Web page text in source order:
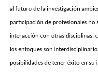
al futuro de la investigación
participación de profesionales no
interacción con otras disciplinas,
los enfoques son
posibilidades de tener éxito en su